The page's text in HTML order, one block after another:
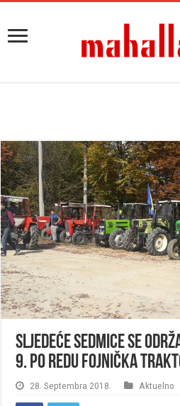
Sljedeće sedmice se
9. po redu fojnička
28. Septembra 2018. Aktuelno